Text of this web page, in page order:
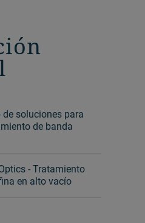
de soluciones para
de banda
- Tratamiento
en alto vacío